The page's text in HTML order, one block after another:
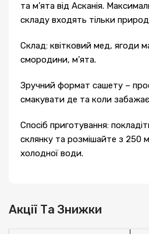
та м’ята від Асканія.
складу входять тільки
Склад: квітковий мед, ягоди
смородини, м’ята.
Зручний формат сашету –
смакувати де та коли
Спосіб приготування:
склянку та розмішайте з 250
холодної води.
Акції Та Знижки